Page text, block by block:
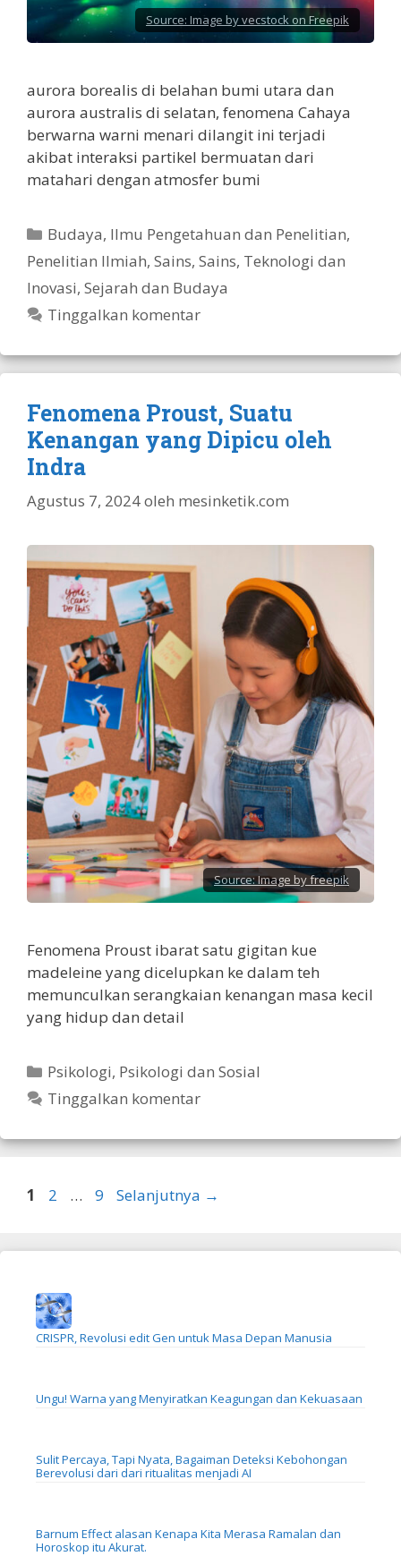
Source: Image by vecstock on Freepik
aurora borealis di belahan bumi utara dan
aurora australis di selatan, fenomena Cahaya
berwarna warni menari dilangit ini terjadi
akibat interaksi partikel bermuatan dari
matahari dengan atmosfer bumi
Kategori
Budaya, Ilmu Pengetahuan dan Penelitian,
Penelitian Ilmiah, Sains, Sains, Teknologi dan
Inovasi, Sejarah dan Budaya
Tinggalkan komentar
Fenomena Proust, Suatu
Kenangan yang Dipicu oleh
Indra
Agustus 7, 2024oleh mesinketik.com
Source:Image by freepik
Fenomena Proust ibarat satu gigitan kue
madeleine yang dicelupkan ke dalam teh
memunculkan serangkaian kenangan masa kecil
yang hidup dan detail
Kategori
Psikologi, Psikologi dan Sosial
Tinggalkan komentar
Halaman
1 Halaman
2 … Halaman
9 Selanjutnya →
CRISPR, Revolusi edit Gen untuk Masa Depan Manusia
Ungu! Warna yang Menyiratkan Keagungan dan Kekuasaan
Sulit Percaya, Tapi Nyata, Bagaiman Deteksi Kebohongan
Berevolusi dari dari ritualitas menjadi AI
Barnum Effect alasan Kenapa Kita Merasa Ramalan dan
Horoskop itu Akurat.